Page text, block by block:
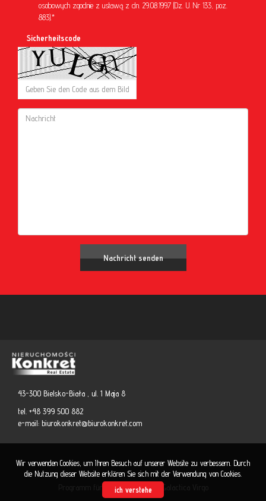
osobowych zgodnie z ustawą z dn. 29.08.1997 (Dz. U. Nr 133, poz.
883).*
Sicherheitscode
43-300 Bielsko-Biała , ul. 1 Maja 8
tel. +48 399 500 882
e-mail: biurokonkret@biurokonkret.com
Programm für Immobilienmakler
Wir verwenden Cookies, um Ihren Besuch auf unserer Website zu verbessern. Durch
die Nutzung dieser Website erklären Sie sich mit der Verwendung von Cookies.
ich verstehe